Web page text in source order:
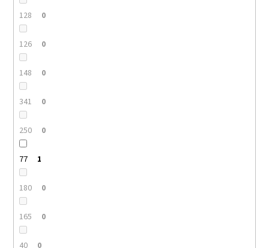
128 0
126 0
148 0
341 0
250 0
77 1
180 0
165 0
40 0